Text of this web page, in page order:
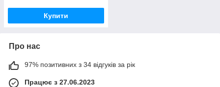
Купити
Про нас
97% позитивних з 34 відгуків за рік
Працює з 27.06.2023